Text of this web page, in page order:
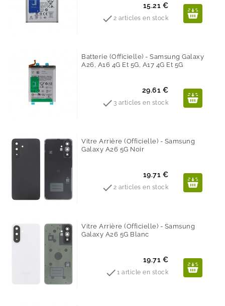
Prix
15.21 €
 2 articles en stock
Batterie (Officielle) - Samsung Galaxy
A26, A16 4G Et 5G, A17 4G Et 5G
Prix
29.61 €
 3 articles en stock
Vitre Arrière (officielle) - Samsung
Galaxy A26 5G Noir
Prix
19.71 €
 2 articles en stock
Vitre Arrière (officielle) - Samsung
Galaxy A26 5G Blanc
Prix
19.71 €
1 article en stock